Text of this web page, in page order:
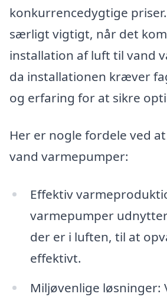
konkurrencedygtige
særligt vigtigt, når det
installation af luft til vand
da installationen kræver
og erfaring for at sikre
Her er nogle fordele ved
vand varmepumper:
Effektiv
varmepumper
der er i luften, til at
effektivt.
Miljøvenlige løsninger: